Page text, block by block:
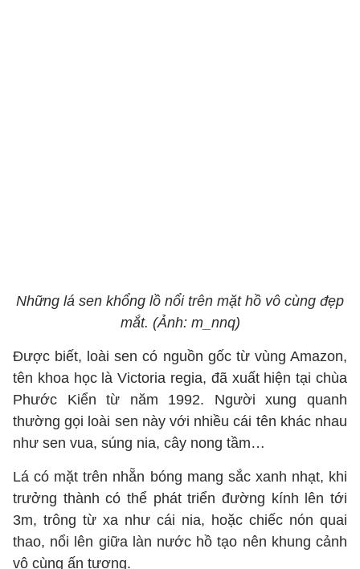
Những lá sen khổng lồ nổi trên mặt hồ vô cùng đẹp
mắt. (Ảnh: m_nnq)
Được biết, loài sen có nguồn gốc từ vùng Amazon,
tên khoa học là Victoria regia, đã xuất hiện tại chùa
Phước Kiển từ năm 1992. Người xung quanh
thường gọi loài sen này với nhiều cái tên khác nhau
như sen vua, súng nia, cây nong tầm…
Lá có mặt trên nhẵn bóng mang sắc xanh nhạt, khi
trưởng thành có thể phát triển đường kính lên tới
3m, trông từ xa như cái nia, hoặc chiếc nón quai
thao, nổi lên giữa làn nước hồ tạo nên khung cảnh
vô cùng ấn tượng.